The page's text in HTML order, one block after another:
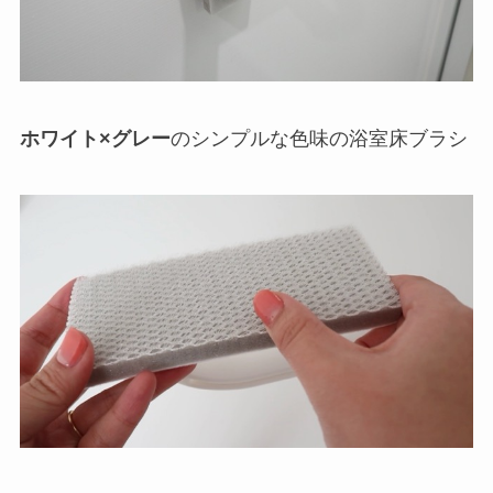
ホワイト×グレーのシンプルな色味の浴室床ブラシ